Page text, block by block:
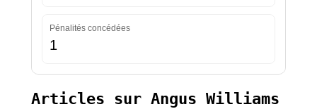
Pénalités concédées
1
Articles sur Angus Williams